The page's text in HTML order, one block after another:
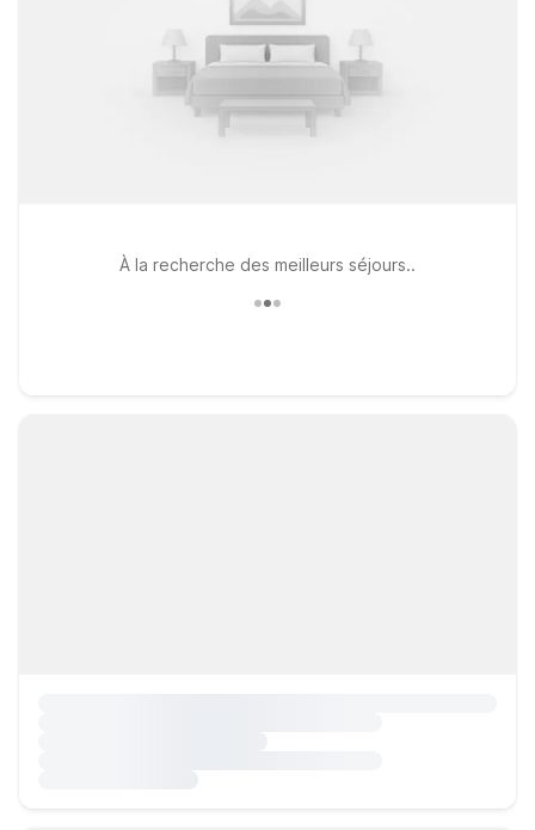
À la recherche des meilleurs séjours..